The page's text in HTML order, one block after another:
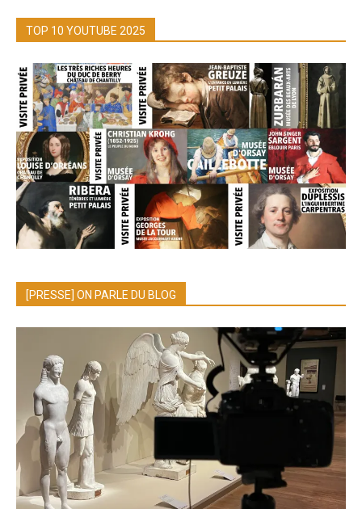
TOP 10 YOUTUBE 2025
[PRESSE] ON PARLE DU BLOG